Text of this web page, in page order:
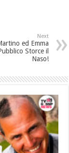
Next
ed Emma
Storce il
Naso!